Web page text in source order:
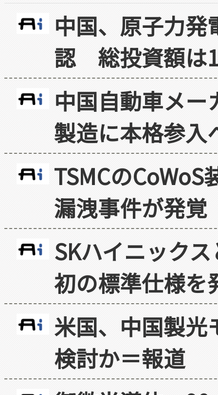
中国、原子力
認 総投資額は
中国自動車メ
製造に本格参入
TSMCの
漏洩事件が発覚
SKハイニック
初の標準仕様を
米国、中国製光
検討か＝報道